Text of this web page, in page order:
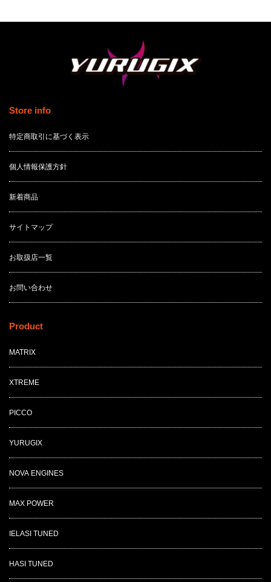
Store info
特定商取引に基づく表示
個人情報保護方針
新着商品
サイトマップ
お取扱店一覧
お問い合わせ
Product
MATRIX
XTREME
PICCO
YURUGIX
NOVA ENGINES
MAX POWER
IELASI TUNED
HASI TUNED